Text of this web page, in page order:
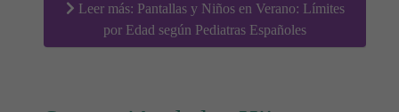
Leer más: Pantallas y Niños en Verano: Límites
por Edad según Pediatras Españoles